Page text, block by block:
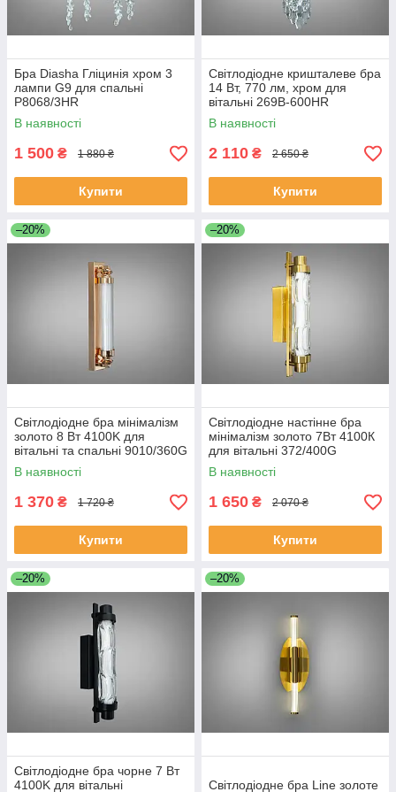
Бра Diasha Гліцинія хром 3
лампи G9 для спальні
P8068/3HR
В наявності
1 500 ₴ 1 880 ₴
Купити
Світлодіодне кришталеве бра
14 Вт, 770 лм, хром для
вітальні 269B-600HR
В наявності
2 110 ₴ 2 650 ₴
Купити
–20%
Світлодіодне бра мінімалізм
золото 8 Вт 4100K для
вітальні та спальні 9010/360G
В наявності
1 370 ₴ 1 720 ₴
Купити
–20%
Світлодіодне настінне бра
мінімалізм золото 7Вт 4100К
для вітальні 372/400G
В наявності
1 650 ₴ 2 070 ₴
Купити
–20%
Світлодіодне бра чорне 7 Вт
4100K для вітальні
–20%
Світлодіодне бра Line золоте